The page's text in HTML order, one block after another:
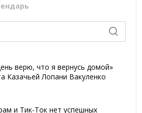
верю, что я вернусь домой»
Казачьей Лопани Вакуленко
и Тик-Ток нет успешных